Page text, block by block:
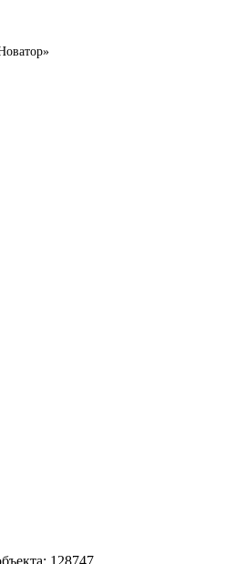
128747